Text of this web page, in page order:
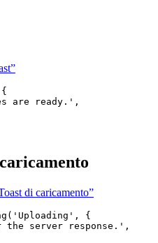
are ready.' ,
di caricamento”
( 'Uploading' , {
the server response.' ,